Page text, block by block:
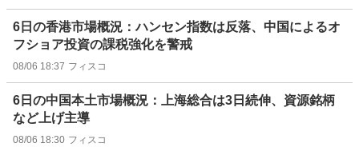
6日の香港市場概況：ハンセン指数は反落、中国によるオ
フショア投資の課税強化を警戒
08/06 18:37 フィスコ
6日の中国本土市場概況：上海総合は3日続伸、資源銘柄
など上げ主導
08/06 18:30 フィスコ